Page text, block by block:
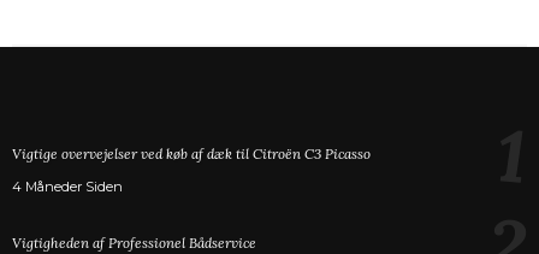
Vigtige overvejelser ved køb af dæk til Citroën C3 Picasso
4 Måneder Siden
Vigtigheden af Professionel Bådservice